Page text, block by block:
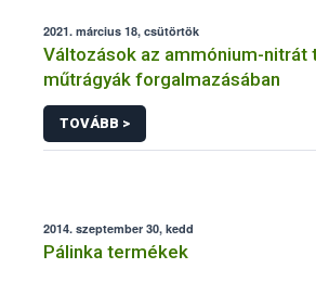
2021. március 18, csütörtök
Változások az ammónium-nitrát
műtrágyák forgalmazásában
TOVÁBB >
2014. szeptember 30, kedd
Pálinka termékek